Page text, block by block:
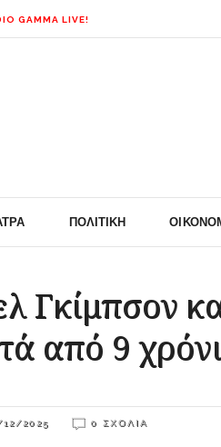
GAMMA LIVE!
ΠΟΛΙΤΙΚΉ
Γκίμπσον
από 9
12/2025 0 ΣΧΌΛΙΑ